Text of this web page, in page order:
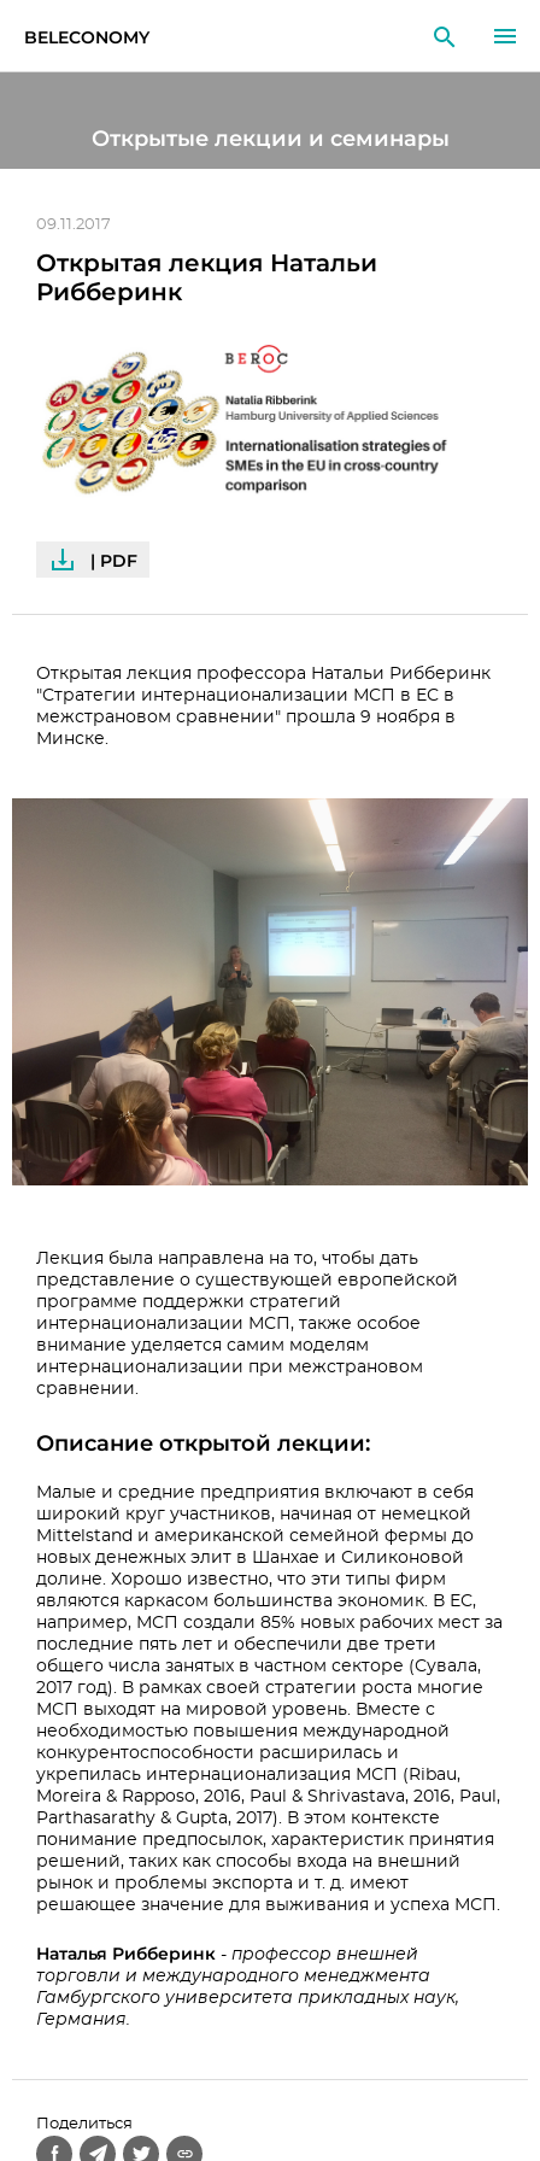
BELECONOMY
ИССЛЕДОВАНИЯ
ОБРАЗОВАНИЕ
Открытые лекции и семинары
09.11.2017
Открытая лекция Натальи
Рибберинк
| PDF
Открытая лекция профессора Натальи Рибберинк
"Стратегии интернационализации МСП в ЕС в
межстрановом сравнении" прошла 9 ноября в
Минске.
Лекция была направлена на то, чтобы дать
представление о существующей европейской
программе поддержки стратегий
интернационализации МСП, также особое
внимание уделяется самим моделям
интернационализации при межстрановом
сравнении.
Описание открытой лекции:
Малые и средние предприятия включают в себя
широкий круг участников, начиная от немецкой
Mittelstand и американской семейной фермы до
новых денежных элит в Шанхае и Силиконовой
долине. Хорошо известно, что эти типы фирм
являются каркасом большинства экономик. В ЕС,
например, МСП создали 85% новых рабочих мест за
последние пять лет и обеспечили две трети
общего числа занятых в частном секторе (Сувала,
2017 год). В рамках своей стратегии роста многие
МСП выходят на мировой уровень. Вместе с
необходимостью повышения международной
конкурентоспособности расширилась и
укрепилась интернационализация МСП (Ribau,
Moreira & Rapposo, 2016, Paul & Shrivastava, 2016, Paul,
Parthasarathy & Gupta, 2017). В этом контексте
понимание предпосылок, характеристик принятия
решений, таких как способы входа на внешний
рынок и проблемы экспорта и т. д. имеют
решающее значение для выживания и успеха МСП.
Наталья Рибберинк - профессор внешней
торговли и международного менеджмента
Гамбургского университета прикладных наук,
Германия.
Поделиться